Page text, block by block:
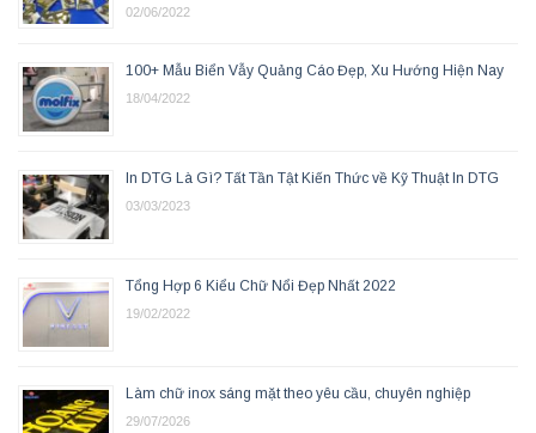
02/06/2022
100+ Mẫu Biển Vẫy Quảng Cáo Đẹp, Xu Hướng Hiện Nay
18/04/2022
In DTG Là Gì? Tất Tần Tật Kiến Thức về Kỹ Thuật In DTG
03/03/2023
Tổng Hợp 6 Kiểu Chữ Nổi Đẹp Nhất 2022
19/02/2022
Làm chữ inox sáng mặt theo yêu cầu, chuyên nghiệp
29/07/2026